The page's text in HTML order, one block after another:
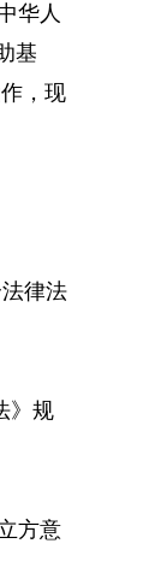
华人
基
，现
律法
》规
方意